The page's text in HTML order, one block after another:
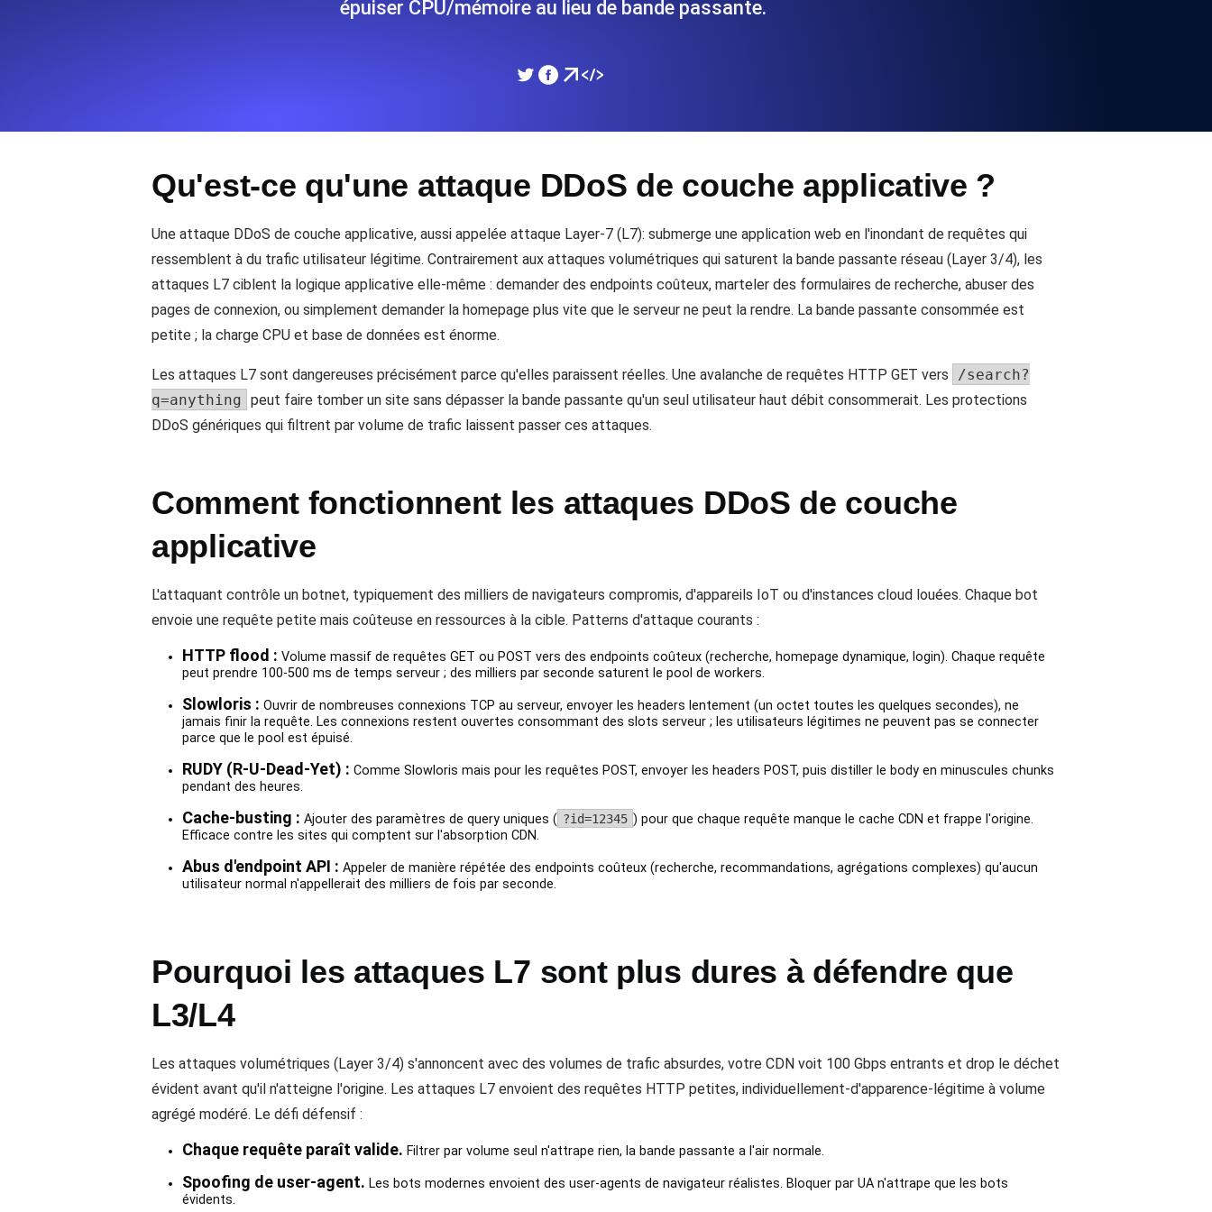
Surveillez les informations et les performances de votre site Web. Surveiller la vitesse et la fonctionnalité de l'API
commencer.
Cron Job Monitoring
Heartbeat monitoring pour cron jobs et tâches planifiées. Gratuit pour
DNS Monitoring
DNS monitoring avec vérification des enregistrements et alertes.
TCP Monitoring
Uptime des ports et temps de connexion, depuis 26 régions. Monitoring as Code
épuiser CPU/mémoire au lieu de bande passante.
Qu'est-ce qu'une attaque DDoS de couche applicative ?
Une attaque DDoS de couche applicative, aussi appelée attaque Layer-7 (L7): submerge une application web en l'inondant de requêtes qui
ressemblent à du trafic utilisateur légitime. Contrairement aux attaques volumétriques qui saturent la bande passante réseau (Layer 3/4), les
attaques L7 ciblent la logique applicative elle-même : demander des endpoints coûteux, marteler des formulaires de recherche, abuser des
pages de connexion, ou simplement demander la homepage plus vite que le serveur ne peut la rendre. La bande passante consommée est
petite ; la charge CPU et base de données est énorme.
Les attaques L7 sont dangereuses précisément parce qu'elles paraissent réelles. Une avalanche de requêtes HTTP GET vers
/search?
q=anything peut faire tomber un site sans dépasser la bande passante qu'un seul utilisateur haut débit consommerait. Les protections
DDoS génériques qui filtrent par volume de trafic laissent passer ces attaques.
Comment fonctionnent les attaques DDoS de couche
applicative
L'attaquant contrôle un botnet, typiquement des milliers de navigateurs compromis, d'appareils IoT ou d'instances cloud louées. Chaque bot
envoie une requête petite mais coûteuse en ressources à la cible. Patterns d'attaque courants :
HTTP flood : Volume massif de requêtes GET ou POST vers des endpoints coûteux (recherche, homepage dynamique, login). Chaque requête
peut prendre 100-500 ms de temps serveur ; des milliers par seconde saturent le pool de workers.
Slowloris : Ouvrir de nombreuses connexions TCP au serveur, envoyer les headers lentement (un octet toutes les quelques secondes), ne
jamais finir la requête. Les connexions restent ouvertes consommant des slots serveur ; les utilisateurs légitimes ne peuvent pas se connecter
parce que le pool est épuisé.
RUDY (R-U-Dead-Yet) : Comme Slowloris mais pour les requêtes POST, envoyer les headers POST, puis distiller le body en minuscules chunks
pendant des heures.
Cache-busting : Ajouter des paramètres de query uniques ( ?id=12345 ) pour que chaque requête manque le cache CDN et frappe l'origine.
Efficace contre les sites qui comptent sur l'absorption CDN.
Abus d'endpoint API : Appeler de manière répétée des endpoints coûteux (recherche, recommandations, agrégations complexes) qu'aucun
utilisateur normal n'appellerait des milliers de fois par seconde.
Pourquoi les attaques L7 sont plus dures à défendre que
L3/L4
Les attaques volumétriques (Layer 3/4) s'annoncent avec des volumes de trafic absurdes, votre CDN voit 100 Gbps entrants et drop le déchet
évident avant qu'il n'atteigne l'origine. Les attaques L7 envoient des requêtes HTTP petites, individuellement-d'apparence-légitime à volume
agrégé modéré. Le défi défensif :
Chaque requête paraît valide. Filtrer par volume seul n'attrape rien, la bande passante a l'air normale.
Spoofing de user-agent. Les bots modernes envoient des user-agents de navigateur réalistes. Bloquer par UA n'attrape que les bots
évidents.